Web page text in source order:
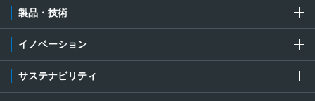
製品・技術
イノベーション
サステナビリティ